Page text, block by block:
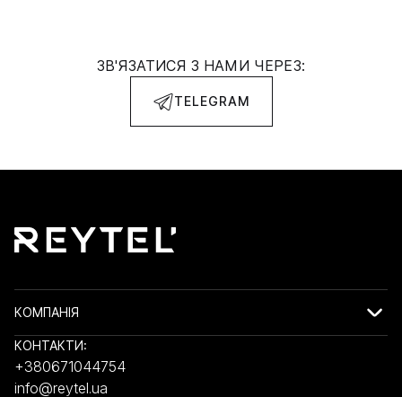
ЗВ'ЯЗАТИСЯ З НАМИ ЧЕРЕЗ:
TELEGRAM
КОМПАНІЯ
КОНТАКТИ:
+380671044754
info@reytel.ua